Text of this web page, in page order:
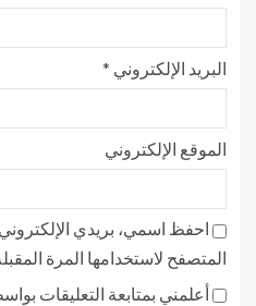
البريد الإلكتروني *
الموقع الإلكتروني
احفظ اسمي، بريدي
المتصفح لاستخدامها المرة
أعلمني بمتابعة التعليقات